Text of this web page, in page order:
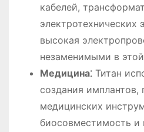
кабелей,
электротехнических
высокая
незаменимыми в этой
Медицина⁚Титан
создания имплантов,
медицинских
биосовместимость и